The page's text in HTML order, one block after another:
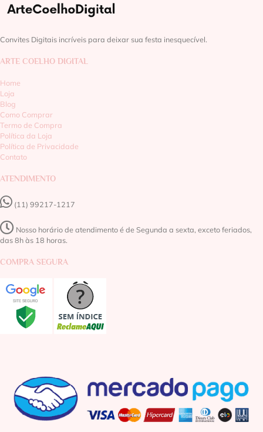
Convites Digitais incríveis para deixar sua festa inesquecível.
ARTE COELHO DIGITAL
Home
Loja
Blog
Como Comprar
Termo de Compra
Política da Loja
Política de Privacidade
Contato
ATENDIMENTO
(11) 99217-1217‬
Nosso horário de atendimento é de Segunda a sexta, exceto feriados,
das 8h às 18 horas.
COMPRA SEGURA